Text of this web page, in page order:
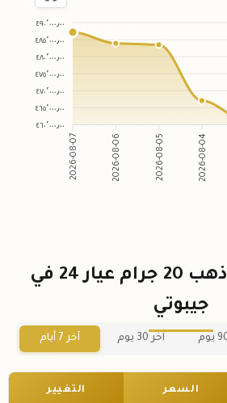
٤٩٠٬٠٠٠٫٠٠
٤٨٥٬٠٠٠٫٠٠
٤٨٠٬٠٠٠٫٠٠
٤٧٥٬٠٠٠٫٠٠
٤٧٠٬٠٠٠٫٠٠
٤٦٥٬٠٠٠٫٠٠
٤٦٠٬٠٠٠٫٠٠
2026-08-07 2026-08-06 2026-08-05 2026-08-04
سعر سبيكة ذهب 20 جرام عيار 24 في
جيبوتي
آخر 30 يوم آخر 7 أيام
السعر التغيير